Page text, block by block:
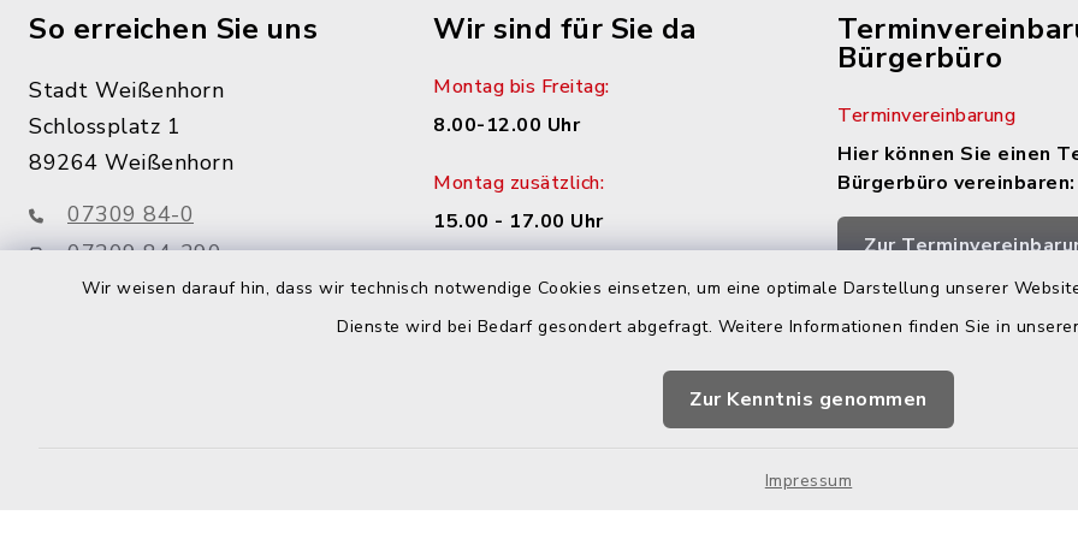
Wir weisen darauf hin, dass wir technisch notwendige Cookies einsetzen, um eine optimale Darstellung unserer
Dienste wird bei Bedarf gesondert abgefragt. Weitere Informationen finden Sie in
Zur Kenntnis genommen
Impressum
So erreichen Sie uns
Stadt Weißenhorn
Schlossplatz 1
89264 Weißenhorn
07309 84-0
07309 84-290
info@weissenhorn.de
Wir sind für Sie da
Montag bis Freitag:
8.00-12.00 Uhr
Montag zusätzlich:
15.00 - 17.00 Uhr
Donnerstag zusätzlich:
14.00 - 17.30 Uhr
sowie nach Vereinbarung
Bürgerbüro
Terminvereinbarung
Hier können Sie einen
Bürgerbüro vereinbaren:
Zur